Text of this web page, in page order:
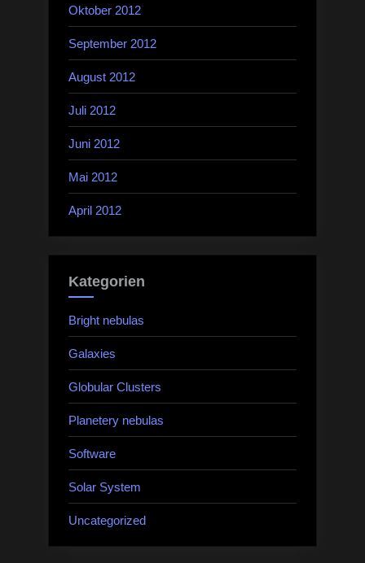
Oktober 2012
September 2012
August 2012
Juli 2012
Juni 2012
Mai 2012
April 2012
Kategorien
Bright nebulas
Galaxies
Globular Clusters
Planetery nebulas
Software
Solar System
Uncategorized